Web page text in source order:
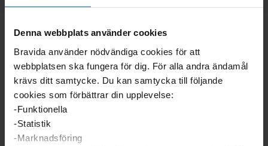
Denna webbplats använder cookies
Bravida använder nödvändiga cookies för att
webbplatsen ska fungera för dig. För alla andra ändamål
krävs ditt samtycke. Du kan samtycka till följande
cookies som förbättrar din upplevelse:
-Funktionella
-Statistik
-Marknadsföring